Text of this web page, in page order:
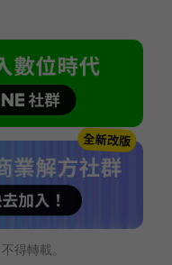
得轉載。